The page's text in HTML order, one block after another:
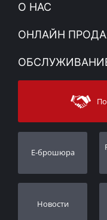
О НАС
Компания
Новости
Sitemap
ОНЛАЙН
Mой Aккаунт
Методы доставки
Связаться с
Поддержка
Порядок
Дилеры
E-брошюра
Новости